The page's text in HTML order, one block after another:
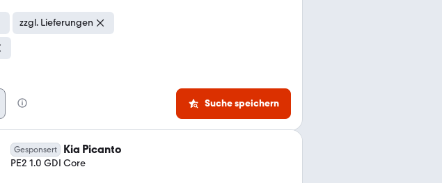
zzgl. Lieferungen
Suche speichern
Gesponsert Kia Picanto
PE2 1.0 GDI Core